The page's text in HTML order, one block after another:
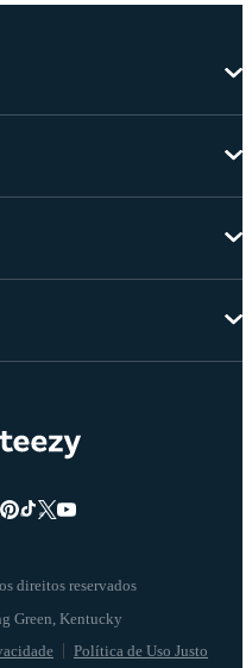
direitos reservados
Política de Uso Justo